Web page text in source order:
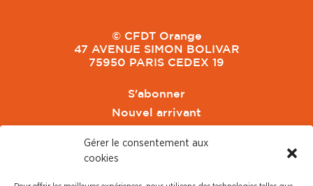
Gérer le consentement aux
cookies
© CFDT Orange
47 AVENUE SIMON BOLIVAR
75950 PARIS CEDEX 19
S'abonner
Nouvel arrivant